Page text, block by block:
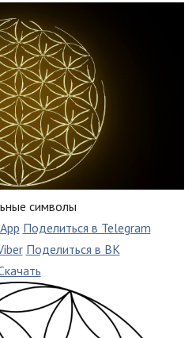
символы
Поделиться в Telegram
Поделиться в ВК